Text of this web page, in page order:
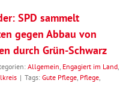
SPD sammelt
gegen Abbau von
durch Grün-Schwarz
Allgemein, Engagiert im Land,
| Tags: Gute Pflege, Pflege,
Allgemein Engagiert im Wahlkreis